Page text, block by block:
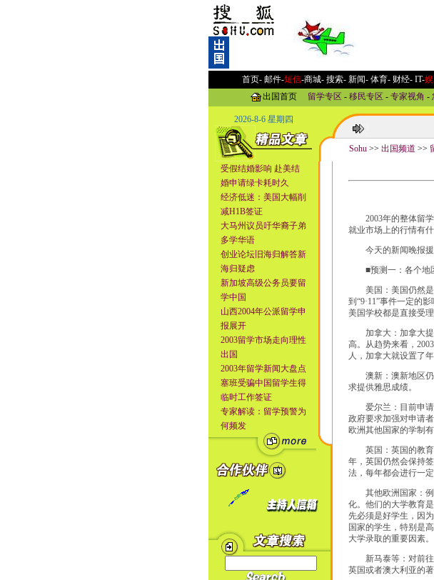
首页- 邮件-短信-商城- 搜索-新闻- 体育-财经- IT-
出国首页
留学专区- 移民专区- 专家视角 -
2026-8-6 星期四
受假结婚影响 赴美结
婚申请绿卡耗时久
经济低迷：美国大幅削
减H1B签证
大马州议员吁华裔子弟
多学华语
创业论坛旧海归解答新
海归疑虑
新加坡高级公务员要留
学中国
山西2004年公派留学申
报展开
2003留学市场走向理性
出国
2003年留学新闻大盘点
塞班受骗中国留学生得
临时工作签证
专家解读：留学预警为
何频发
Sohu >> 出国频道 >>
2003年的整体留学
就业市场上的行情有
今天的新闻晚报援
■预测一：各个地
美国：美国仍然是
到“9·11”事件一定的
美国学校都是直接受
加拿大：加拿大提
高。从趋势来看，
人，加拿大就设置了
澳新：澳新地区仍
求提供雅思成绩。
爱尔兰：目前申请
政府要求加强对申请
欧洲其他国家的学制
英国：英国的教育
年，英国仍然会保持
法，每年都会进行一
其他欧洲国家：例
化。他们的大学教育
先必须是好学生，因
国家的学生，特别是
大学录取的重要因素。
新马泰等：对前往
英国或者澳大利亚的